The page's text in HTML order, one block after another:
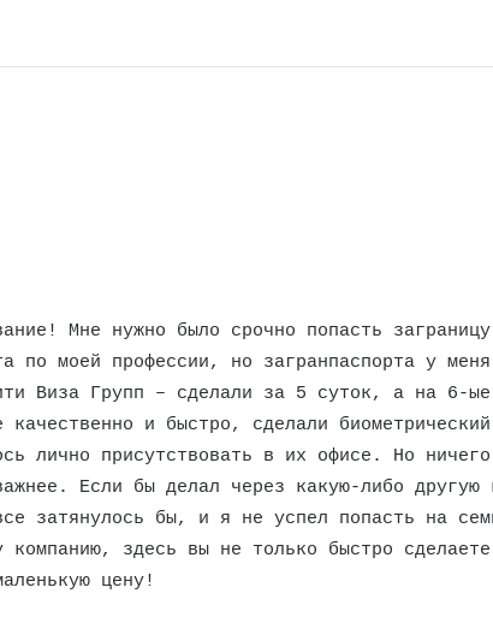
Мне нужно было срочно попасть
по моей профессии, но загранпаспорта у
Виза Групп – сделали за 5 суток, а на 6-
и быстро, сделали биометрический
лично присутствовать в их офисе. Но ничего
Если бы делал через какую-либо другую
затянулось бы, и я не успел попасть на
компанию, здесь вы не только быстро
цену!